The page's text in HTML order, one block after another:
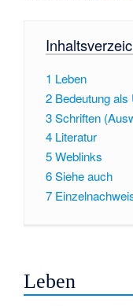
1 Leben
2 Bedeutung
3Schriften
4 Literatur
5Weblinks
6Siehe auch
7
Leben